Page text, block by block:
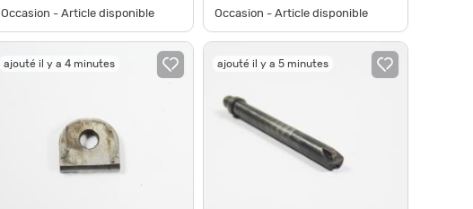
Occasion - Article disponible Occasion - Article disponible
ajouté il y a 4 minutes ajouté il y a 5 minutes